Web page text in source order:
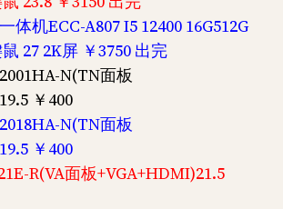
体机ECC-A807 I5 12400 16G512G
27 2K屏 ￥3750 出完
N(TN面板
￥400
N(TN面板
￥400
R(VA面板+VGA+HDMI)21.5